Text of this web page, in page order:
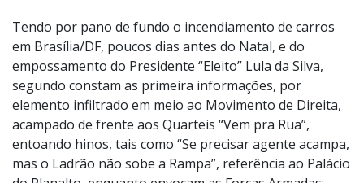
Tendo por pano de fundo o incendiamento de carros
em Brasília/DF, poucos dias antes do Natal, e do
empossamento do Presidente “Eleito” Lula da Silva,
segundo constam as primeira informações, por
elemento infiltrado em meio ao Movimento de Direita,
acampado de frente aos Quarteis “Vem pra Rua”,
entoando hinos, tais como “Se precisar agente acampa,
mas o Ladrão não sobe a Rampa”, referência ao Palácio